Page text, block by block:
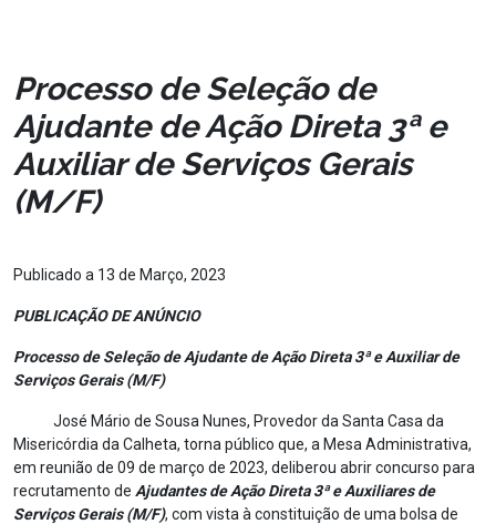
Processo de Seleção de
Ajudante de Ação Direta 3ª e
Auxiliar de Serviços Gerais
(M/F)
Publicado a 13 de Março, 2023
PUBLICAÇÃO DE ANÚNCIO
Processo de Seleção de Ajudante de Ação Direta 3ª e Auxiliar de
Serviços Gerais (M/F)
José Mário de Sousa Nunes, Provedor da Santa Casa da
Misericórdia da Calheta, torna público que, a Mesa Administrativa,
em reunião de 09 de março de 2023, deliberou abrir concurso para
recrutamento de Ajudantes de Ação Direta 3ª e Auxiliares de
Serviços Gerais (M/F), com vista à constituição de uma bolsa de